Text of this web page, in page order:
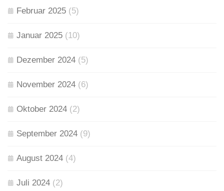
Februar 2025 (5)
Januar 2025 (10)
Dezember 2024 (5)
November 2024 (6)
Oktober 2024 (2)
September 2024 (9)
August 2024 (4)
Juli 2024 (2)